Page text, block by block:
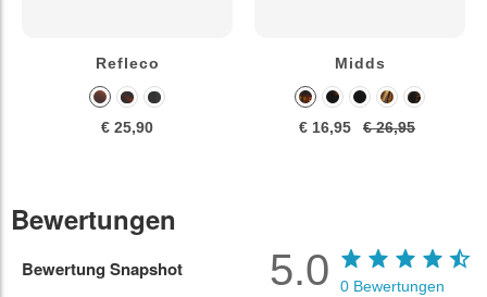
Refleco
€ 25,90
Midds
€ 16,95 € 26,95
Bewertungen
Bewertung Snapshot 5.0 0 Bewertungen